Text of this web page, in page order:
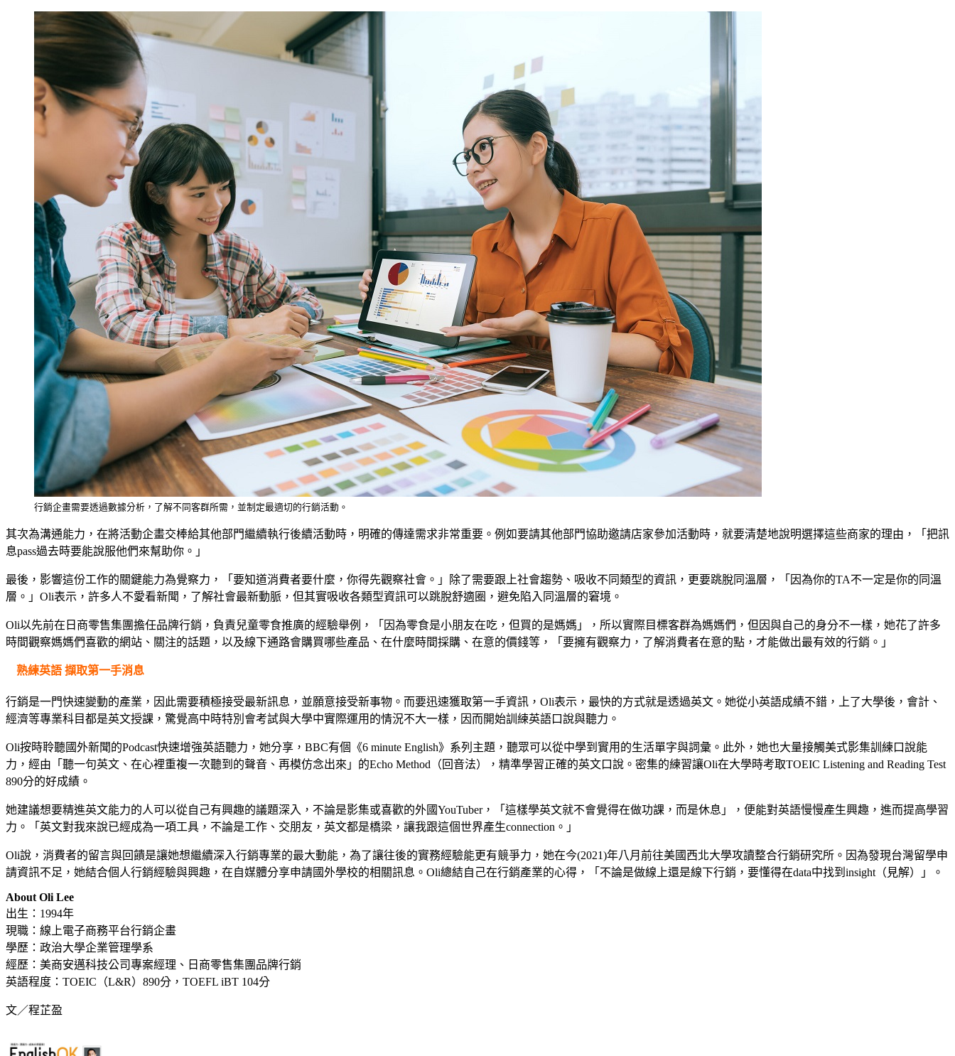
行銷企畫需要透過數據分析，了解不同客群所需，並制定最適切的行銷活動。
其次為溝通能力，在將活動企畫交棒給其他部門繼續執行後續活動時，明確的傳達需求非常重要。例如要請其他部門協助邀請店家參加活動時，就要清楚地說明選擇這些商家的理由，「把訊
息pass過去時要能說服他們來幫助你。」
最後，影響這份工作的關鍵能力為覺察力，「要知道消費者要什麼，你得先觀察社會。」除了需要跟上社會趨勢、吸收不同類型的資訊，更要跳脫同溫層，「因為你的TA不一定是你的同溫
層。」Oli表示，許多人不愛看新聞，了解社會最新動脈，但其實吸收各類型資訊可以跳脫舒適圈，避免陷入同溫層的窘境。
Oli以先前在日商零售集團擔任品牌行銷，負責兒童零食推廣的經驗舉例，「因為零食是小朋友在吃，但買的是媽媽」，所以實際目標客群為媽媽們，但因與自己的身分不一樣，她花了許多
時間觀察媽媽們喜歡的網站、關注的話題，以及線下通路會購買哪些產品、在什麼時間採購、在意的價錢等，「要擁有觀察力，了解消費者在意的點，才能做出最有效的行銷。」
熟練英語 擷取第一手消息
行銷是一門快速變動的產業，因此需要積極接受最新訊息，並願意接受新事物。而要迅速獲取第一手資訊，Oli表示，最快的方式就是透過英文。她從小英語成績不錯，上了大學後，會計、
經濟等專業科目都是英文授課，驚覺高中時特別會考試與大學中實際運用的情況不大一樣，因而開始訓練英語口說與聽力。
Oli按時聆聽國外新聞的Podcast快速增強英語聽力，她分享，BBC有個《6 minute English》系列主題，聽眾可以從中學到實用的生活單字與詞彙。此外，她也大量接觸美式影集訓練口說能
力，經由「聽一句英文、在心裡重複一次聽到的聲音、再模仿念出來」的Echo Method（回音法），精準學習正確的英文口說。密集的練習讓Oli在大學時考取TOEIC Listening and Reading Test
890分的好成績。
她建議想要精進英文能力的人可以從自己有興趣的議題深入，不論是影集或喜歡的外國YouTuber，「這樣學英文就不會覺得在做功課，而是休息」，便能對英語慢慢產生興趣，進而提高學習
力。「英文對我來說已經成為一項工具，不論是工作、交朋友，英文都是橋梁，讓我跟這個世界產生connection。」
Oli說，消費者的留言與回饋是讓她想繼續深入行銷專業的最大動能，為了讓往後的實務經驗能更有競爭力，她在今(2021)年八月前往美國西北大學攻讀整合行銷研究所。因為發現台灣留學申
請資訊不足，她結合個人行銷經驗與興趣，在自媒體分享申請國外學校的相關訊息。Oli總結自己在行銷產業的心得，「不論是做線上還是線下行銷，要懂得在data中找到insight（見解）」。
About Oli Lee
出生：1994年
現職：線上電子商務平台行銷企畫
學歷：政治大學企業管理學系
經歷：美商安邁科技公司專案經理、日商零售集團品牌行銷
英語程度：TOEIC（L&R）890分，TOEFL iBT 104分
文／程芷盈